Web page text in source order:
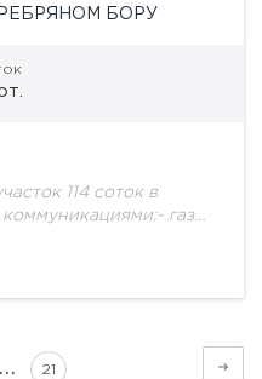
БОРУ
114 соток в
газ
водоснабжение-
… 21